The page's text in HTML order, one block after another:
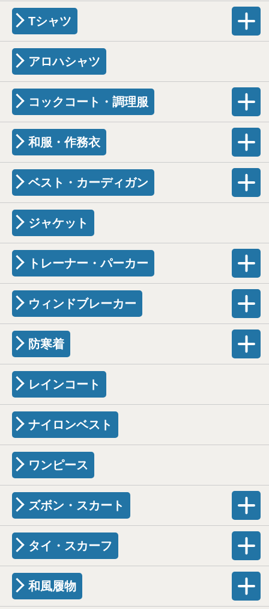
Tシャツ
アロハシャツ
コックコート・調理服
和服・作務衣
ベスト・カーディガン
ジャケット
トレーナー・パーカー
ウィンドブレーカー
防寒着
レインコート
ナイロンベスト
ワンピース
ズボン・スカート
タイ・スカーフ
和風履物